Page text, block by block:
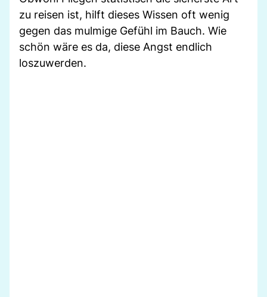
zu reisen ist, hilft dieses Wissen oft wenig
gegen das mulmige Gefühl im Bauch. Wie
schön wäre es da, diese Angst endlich
loszuwerden.